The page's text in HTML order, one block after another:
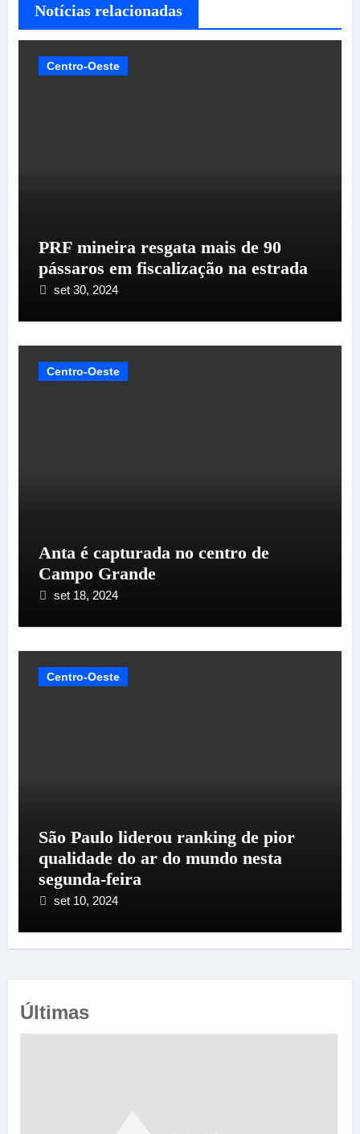
Notícias relacionadas
Centro-Oeste
PRF mineira resgata mais de 90
pássaros em fiscalização na estrada
set 30, 2024
Centro-Oeste
Anta é capturada no centro de
Campo Grande
set 18, 2024
Centro-Oeste
São Paulo liderou ranking de pior
qualidade do ar do mundo nesta
segunda-feira
set 10, 2024
Últimas